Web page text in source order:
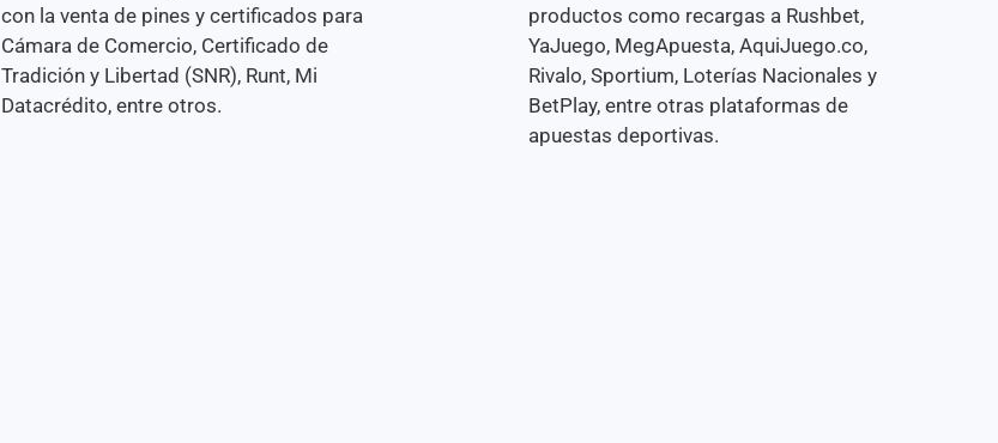
con la venta de pines y certificados para
Cámara de Comercio, Certificado de
Tradición y Libertad (SNR), Runt, Mi
Datacrédito, entre otros.
productos como recargas a Rushbet,
YaJuego, MegApuesta, AquiJuego.co,
Rivalo, Sportium, Loterías Nacionales y
BetPlay, entre otras plataformas de
apuestas deportivas.